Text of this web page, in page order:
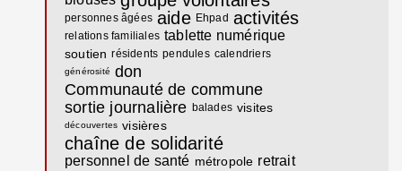
personnes âgées aide Ehpad activités
relations familiales tablette numérique
soutien résidents pendules calendriers
générosité don
Communauté de commune
sortie journalière balades visites
découvertes visières
chaîne de solidarité
personnel de santé métropole retrait